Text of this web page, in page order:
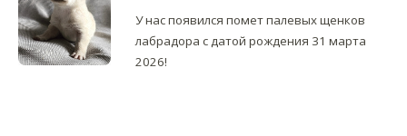
У нас появился помет палевых щенков
лабрадора с датой рождения 31 марта
2026!